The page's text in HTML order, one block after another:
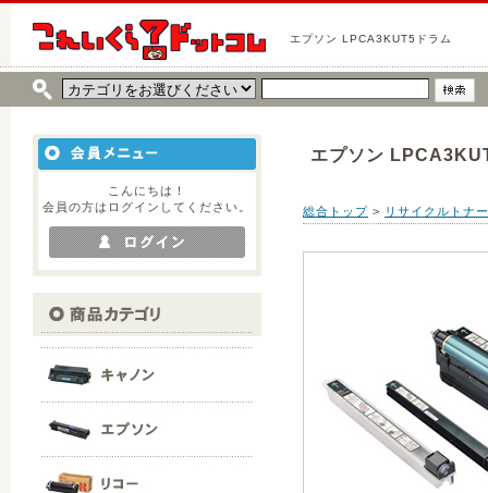
エプソン LPCA3KUT5ドラム
こんにちは！
会員の方はログインしてください。
エプソン
総合トップ > リサイクルトナ